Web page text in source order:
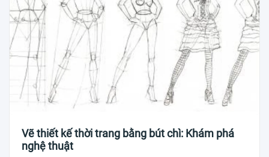
Vẽ thiết kế thời trang bằng bút chì: Khám phá
nghệ thuật